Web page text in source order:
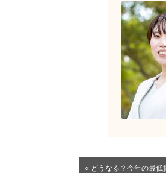
« どうなる？今年の最